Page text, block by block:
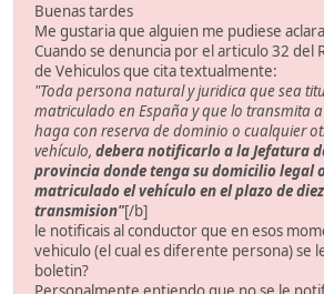
Buenas tardes
Me gustaria que alguien me pudiese
Cuando se denuncia por el articulo 32 del
de Vehiculos que cita textualmente:
"Toda persona natural y juridica que sea
matriculado en España y que lo transmita
haga con reserva de dominio o cualquier
vehículo, debera notificarlo a la Jefatura
provincia donde tenga su domicilio legal
matriculado el vehículo en el plazo de
transmision"[/b]
le notificais al conductor que en esos
vehiculo (el cual es diferente persona) se
boletin?